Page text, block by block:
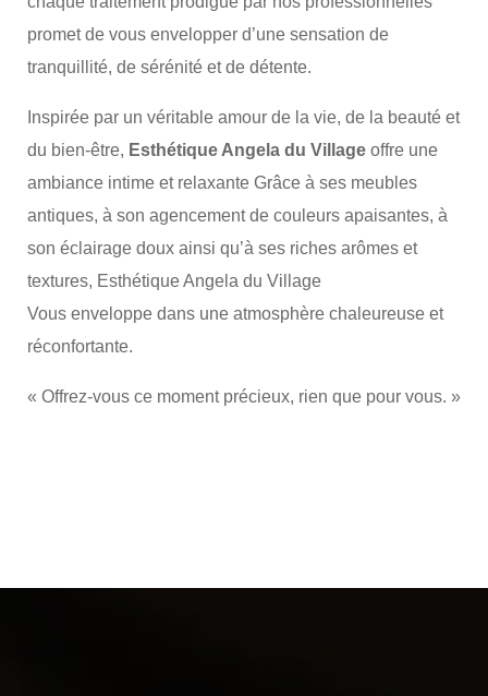
promet de vous envelopper d’une sensation de
tranquillité, de sérénité et de détente.
Inspirée par un véritable amour de la vie, de la beauté et
du bien-être, Esthétique Angela du Village offre une
ambiance intime et relaxante Grâce à ses meubles
antiques, à son agencement de couleurs apaisantes, à
son éclairage doux ainsi qu’à ses riches arômes et
textures, Esthétique Angela du Village
Vous enveloppe dans une atmosphère chaleureuse et
réconfortante.
« Offrez-vous ce moment précieux, rien que pour vous. »